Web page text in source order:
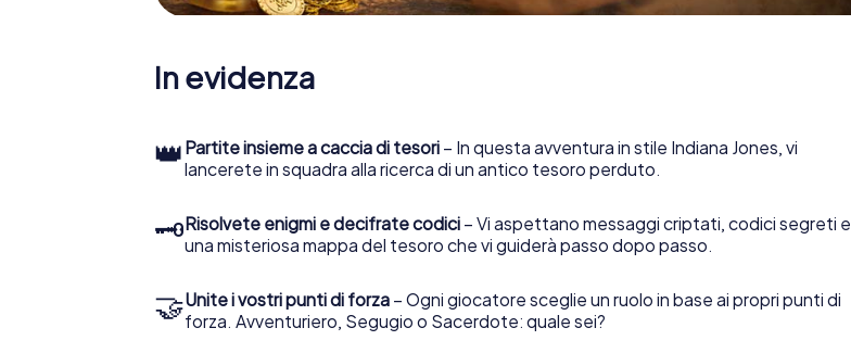
In evidenza
👑 Partite insieme a caccia di tesori – In questa avventura in stile Indiana Jones, vi
lancerete in squadra alla ricerca di un antico tesoro perduto.
🗝Risolvete enigmi e decifrate codici – Vi aspettano messaggi criptati, codici segreti e
una misteriosa mappa del tesoro che vi guiderà passo dopo passo.
🤝Unite i vostri punti di forza – Ogni giocatore sceglie un ruolo in base ai propri punti di
forza. Avventuriero, Segugio o Sacerdote: quale sei?